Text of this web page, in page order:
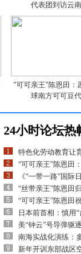
代表团到访云南
"可可亲王"陈恩田：
球南方可可豆代
24小时论坛热
特色化劳动教育让
“可可亲王”陈恩田
《“一带一路”国际
“丝带亲王”陈恩田
“可可亲王”陈恩田
日本前首相：慎用
美“钟云”号导弹驱
南海实战化演练：
新年开训东部战区